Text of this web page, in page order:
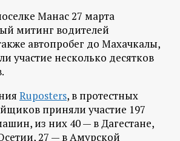
Манас 27 марта
митинг водителей
автопробег до Махачкалы,
участие несколько десятков
Ruposters, в протестных
приняли участие 197
из них 40 — в Дагестане,
27 — в Амурской